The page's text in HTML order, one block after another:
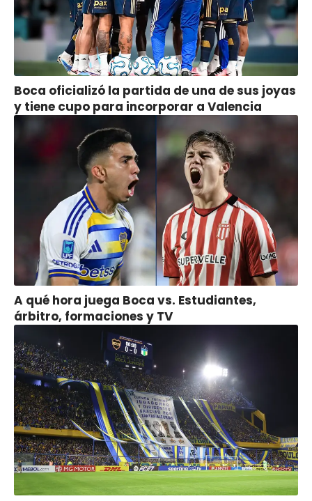
Boca oficializó la partida de una de sus joyas
y tiene cupo para incorporar a Valencia
A qué hora juega Boca vs. Estudiantes,
árbitro, formaciones y TV